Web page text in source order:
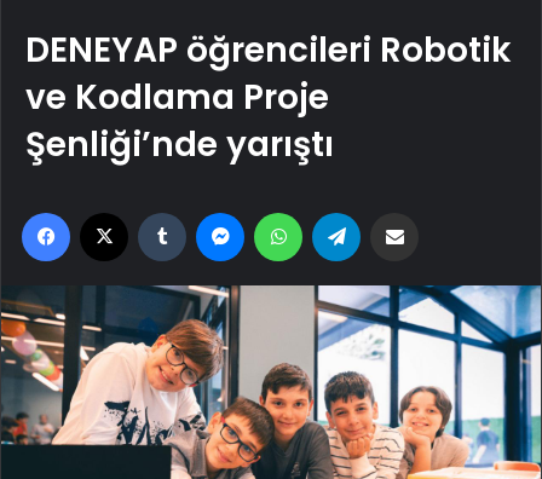
DENEYAP öğrencileri Robotik
ve Kodlama Proje
Şenliği’nde yarıştı
Facebook Tumblr MessengerWhatsApp